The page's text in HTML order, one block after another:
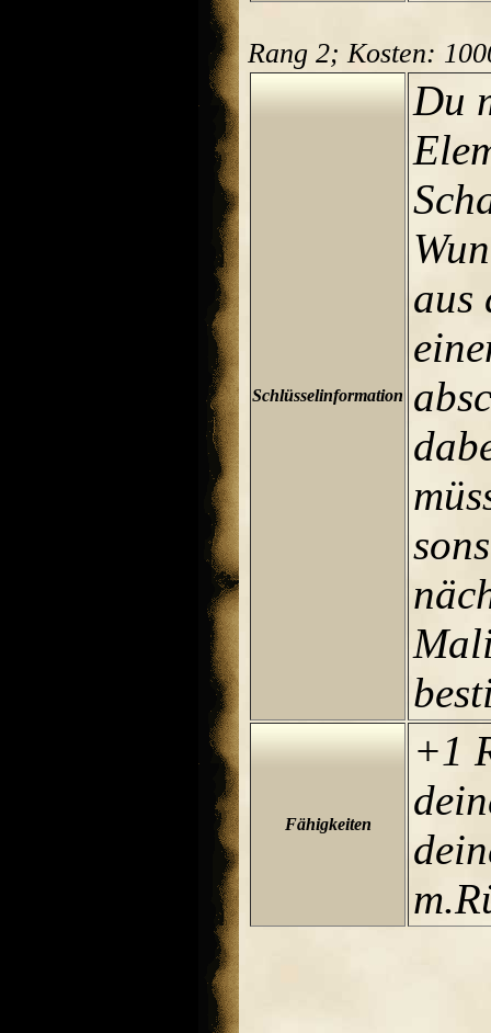
Rang 2; Kosten:
Schlüsselinformation
Du
aus
Fähigkeiten
+1